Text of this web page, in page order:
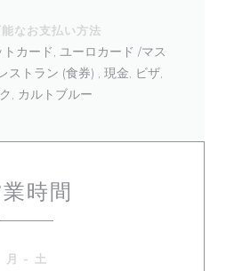
なお支払い方法
カード, ユーロカード /マス
ストラン (食券) , 現金, ビザ,
, カルトブルー
時間
月 - 土